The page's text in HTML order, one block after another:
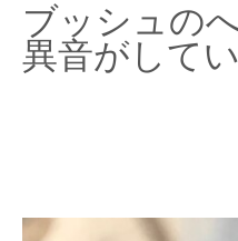
ブッシュの
異音がして